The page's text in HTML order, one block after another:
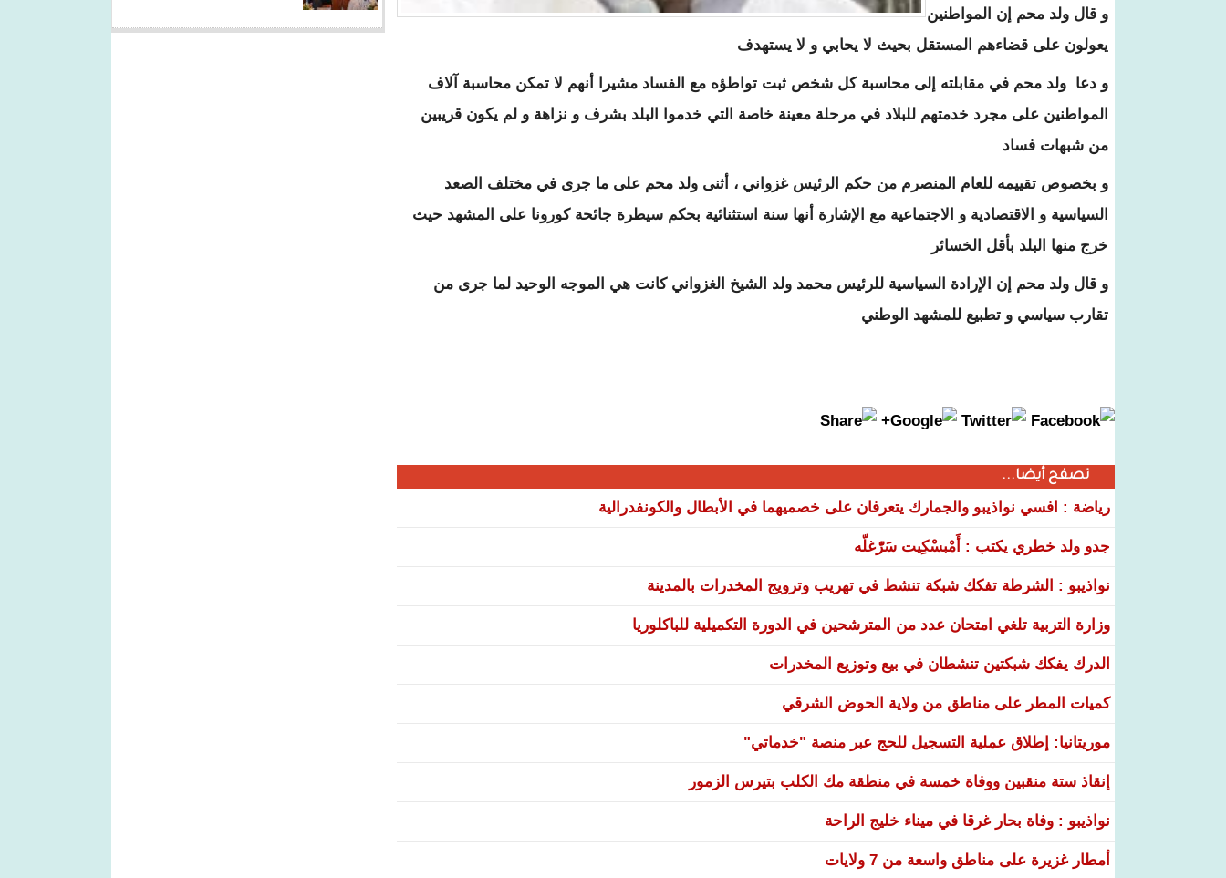
و قال ولد محم إن المواطنين
يعولون على قضاءهم المستقل بحيث لا يحابي و لا يستهدف
و دعا ولد محم في مقابلته إلى محاسبة كل شخص ثبت تواطؤه مع الفساد مشيرا أنهم لا تمكن محاسبة آلاف
المواطنين على مجرد خدمتهم للبلاد في مرحلة معينة خاصة التي خدموا البلد بشرف و نزاهة و لم يكون قريبين
من شبهات فساد
و بخصوص تقييمه للعام المنصرم من حكم الرئيس غزواني ، أثنى ولد محم على ما جرى في مختلف الصعد
السياسية و الاقتصادية و الاجتماعية مع الإشارة أنها سنة استثنائية بحكم سيطرة جائحة كورونا على المشهد حيث
خرج منها البلد بأقل الخسائر
و قال ولد محم إن الإرادة السياسية للرئيس محمد ولد الشيخ الغزواني كانت هي الموجه الوحيد لما جرى من
تقارب سياسي و تطبيع للمشهد الوطني
تصفح أيضا...
رياضة : افسي نواذيبو والجمارك يتعرفان على خصميهما في الأبطال والكونفدرالية
جدو ولد خطري يكتب : أَمْبسْكِيت سَرّْغلّه
نواذيبو : الشرطة تفكك شبكة تنشط في تهريب وترويج المخدرات بالمدينة
وزارة التربية تلغي امتحان عدد من المترشحين في الدورة التكميلية للباكلوريا
الدرك يفكك شبكتين تنشطان في بيع وتوزيع المخدرات
كميات المطر على مناطق من ولاية الحوض الشرقي
موريتانيا: إطلاق عملية التسجيل للحج عبر منصة "خدماتي"
إنقاذ ستة منقبين ووفاة خمسة في منطقة مك الكلب بتيرس الزمور
نواذيبو : وفاة بحار غرقا في ميناء خليج الراحة
أمطار غزيرة على مناطق واسعة من 7 ولايات